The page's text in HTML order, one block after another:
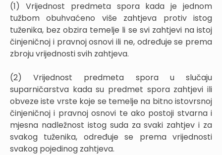
(1) Vrijednost predmeta spora kada je jednom
tužbom obuhvaćeno više zahtjeva protiv istog
tuženika, bez obzira temelje li se svi zahtjevi na istoj
činjeničnoj i pravnoj osnovi ili ne, određuje se prema
zbroju vrijednosti svih zahtjeva.
(2) Vrijednost predmeta spora u slučaju
suparničarstva kada su predmet spora zahtjevi ili
obveze iste vrste koje se temelje na bitno istovrsnoj
činjeničnoj i pravnoj osnovi te ako postoji stvarna i
mjesna nadležnost istog suda za svaki zahtjev i za
svakog tuženika, određuje se prema vrijednosti
svakog pojedinog zahtjeva.